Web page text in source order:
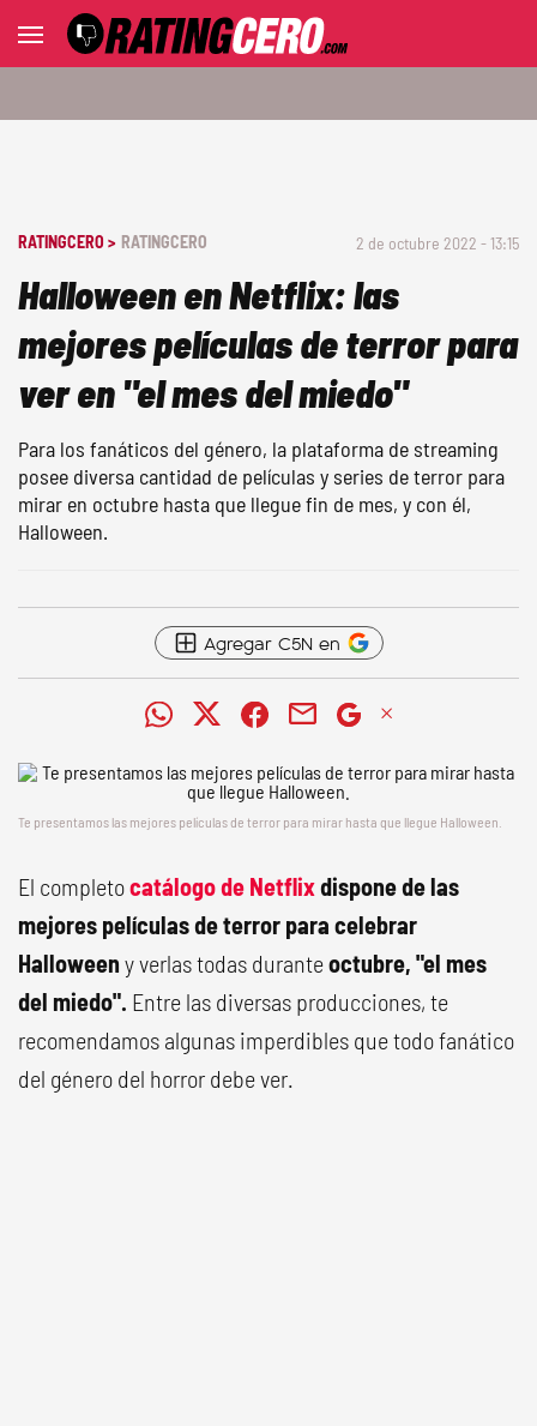
RATINGCERO > RATINGCERO 2 de octubre 2022 - 13:15
Halloween en Netflix: las
mejores películas de terror para
ver en "el mes del miedo"
Para los fanáticos del género, la plataforma de streaming
posee diversa cantidad de películas y series de terror para
mirar en octubre hasta que llegue fin de mes, y con él,
Halloween.
Agregar C5N en
Te presentamos las mejores películas de terror para mirar hasta que llegue Halloween.
El completocatálogo de Netflixdispone de las
mejores películas de terror para celebrar
Halloween y verlas todas duranteoctubre, "el mes
del miedo". Entre las diversas producciones, te
recomendamos algunas imperdibles que todo fanático
del género del horror debe ver.